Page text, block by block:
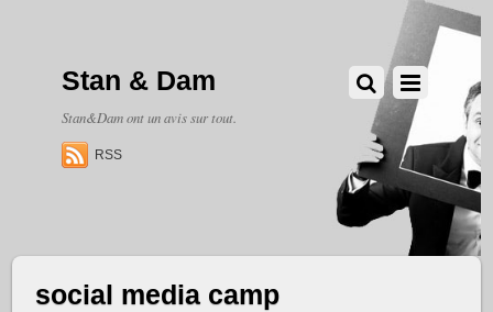
Stan & Dam
Stan&Dam ont un avis sur tout.
RSS
social media camp